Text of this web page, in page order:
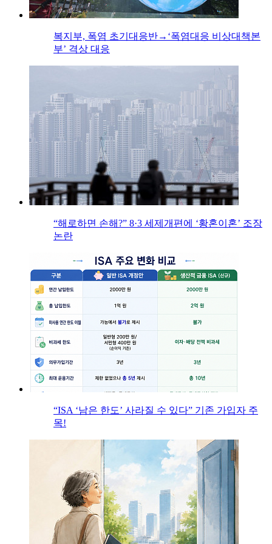
복지부, 폭염 초기대응반→‘폭염대응 비상대책본
부’ 격상 대응
“해로하면 손해?” 8·3 세제개편에 ‘황혼이혼’ 조장
논란
“ISA ‘남은 한도’ 사라질 수 있다” 기존 가입자 주
목!